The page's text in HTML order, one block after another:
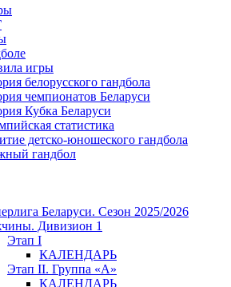
игры
белорусского гандбола
чемпионатов Беларуси
Кубка Беларуси
статистика
детско-юношеского гандбола
гандбол
Беларуси. Сезон 2025/2026
Дивизион 1
Этап I
КАЛЕНДАРЬ
Этап II. Группа «А»
КАЛЕНДАРЬ